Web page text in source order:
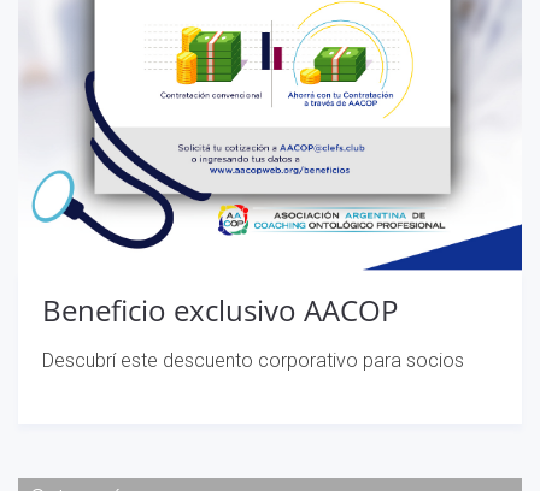
Beneficio exclusivo AACOP
Descubrí este descuento corporativo para socios